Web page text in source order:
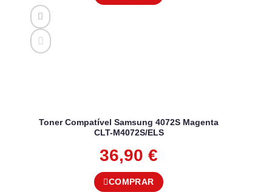
Toner Compatível Samsung 4072S Magenta
CLT-M4072S/ELS
36,90 €
COMPRAR